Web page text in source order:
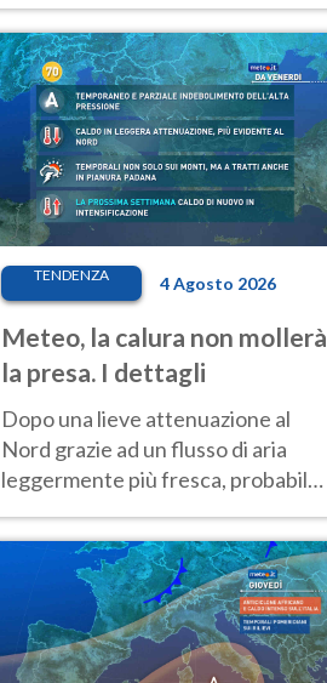
giorni, compresa la settimana di
Ferragosto
TENDENZA 4 Agosto 2026
Meteo, la calura non mollerà
la presa. I dettagli
Dopo una lieve attenuazione al
Nord grazie ad un flusso di aria
leggermente più fresca, probabile
africano entro Ferragosto